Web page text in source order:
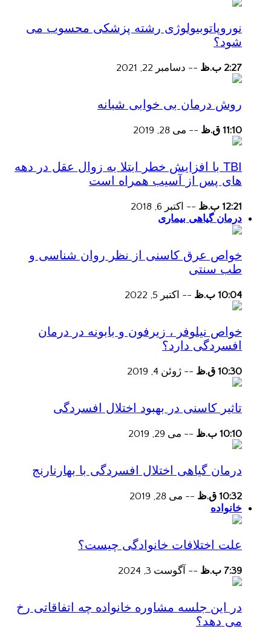
نوروپاتوبیولوژی رشته پزشکی محسوب می
شود؟
2:27 ب.ظ -- دسامبر 22, 2021
روش درمان بی خوابی شبانه
11:10 ق.ظ -- می 28, 2019
TBI با افزایش خطر ابتلا به زوال عقل در دهه
های پس از آسیب همراه است
12:21 ب.ظ -- اکتبر 6, 2018
درمان گیاهی بیماری
خواص عرق کاسنی از نظر روان شناسی و
طب سنتی
10:04 ب.ظ -- اکتبر 5, 2022
خواص نیلوفر ، زیرفون و بابونه در درمان
افسردگی دارد؟
10:30 ق.ظ -- ژوئن 4, 2019
تاثیر کاسنی در بهبود اختلال افسردگی
10:10 ب.ظ -- می 29, 2019
درمان گیاهی اختلال افسردگی با بهارنارنج
10:32 ق.ظ -- می 28, 2019
خانواده
علت اختلافات خانوادگی چیست؟
7:39 ب.ظ -- آگوست 3, 2024
در این جلسه مشاوره خانواده چه اتفاقاتی رخ
می دهد؟